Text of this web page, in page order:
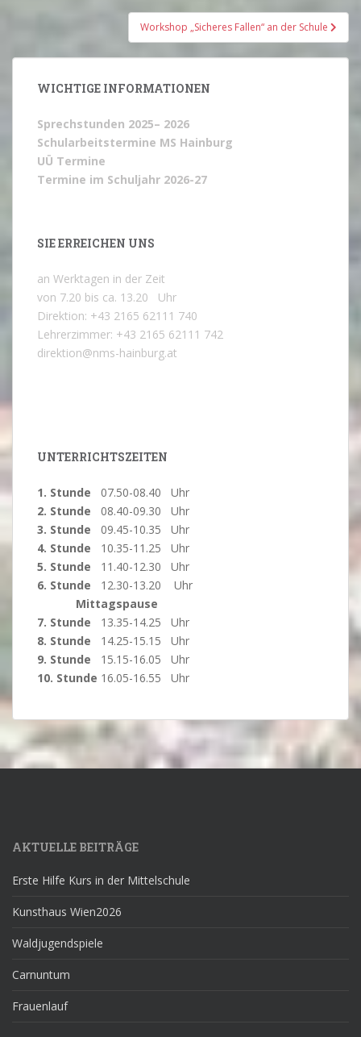
Workshop „Sicheres Fallen“ an der Schule
WICHTIGE INFORMATIONEN
Sprechstunden 2025– 2026
Schularbeitstermine MS Hainburg
UÜ Termine
Termine im Schuljahr 2026-27
SIE ERREICHEN UNS
an Werktagen in der Zeit
von 7.20 bis ca. 13.20 Uhr
Direktion: +43 2165 62111 740
Lehrerzimmer: +43 2165 62111 742
direktion@nms-hainburg.at
UNTERRICHTSZEITEN
1. Stunde 07.50-08.40 Uhr
2. Stunde 08.40-09.30 Uhr
3. Stunde 09.45-10.35 Uhr
4. Stunde
10.35-11.25 Uhr
5. Stunde 11.40-12.30 Uhr
6. Stunde 12.30-13.20 Uhr
Mittagspause
7. Stunde 13.35-14.25 Uhr
8. Stunde 14.25-15.15 Uhr
9. Stunde 15.15-16.05 Uhr
10. Stunde 16.05-16.55 Uhr
AKTUELLE BEITRÄGE
Erste Hilfe Kurs in der Mittelschule
Kunsthaus Wien2026
Waldjugendspiele
Carnuntum
Frauenlauf